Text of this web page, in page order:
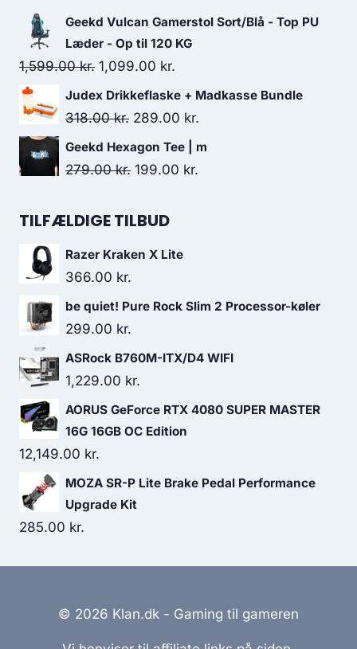
price
was:
299.00 kr..
price
is:
249.00 kr..
Geekd Vulcan Gamerstol Sort/Blå - Top PU
Læder - Op til 120 KG
1,599.00kr. Original
price
was:
1,099.00 kr.
price
is:
1,099.00 kr..
Judex Drikkeflaske + Madkasse Bundle
318.00kr. Original
price
was:
289.00 kr.
price
Geekd Hexagon Tee | m
279.00kr. Original
was:
199.00 kr.
TILFÆLDIGE TILBUD
Razer Kraken X Lite
366.00 kr.
be quiet! Pure Rock Slim 2 Processor-køler
299.00 kr.
ASRock B760M-ITX/D4 WIFI
1,229.00 kr.
AORUS GeForce RTX 4080 SUPER MASTER
16G 16GB OC Edition
12,149.00 kr.
MOZA SR-P Lite Brake Pedal Performance
Upgrade Kit
285.00 kr.
© 2026 Klan.dk - Gaming til gameren